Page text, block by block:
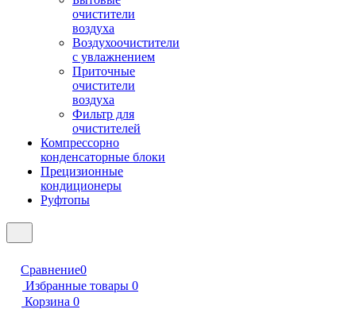
очистители
воздуха
Воздухоочистители
с увлажнением
Приточные
очистители
воздуха
Фильтр для
очистителей
Компрессорно
конденсаторные блоки
Прецизионные
кондиционеры
Руфтопы
Сравнение0
Избранные товары 0
Корзина 0